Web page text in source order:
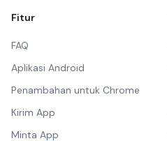
Fitur
FAQ
Aplikasi Android
Penambahan untuk Chrome
Kirim App
Minta App